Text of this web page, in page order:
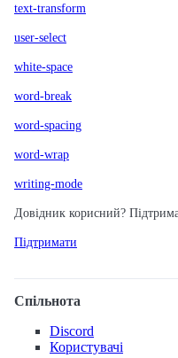
text-transform
user-select
white-space
word-break
word-spacing
word-wrap
writing-mode
Довідник корисний?
Підтримати
Спільнота
Discord
Користувачі